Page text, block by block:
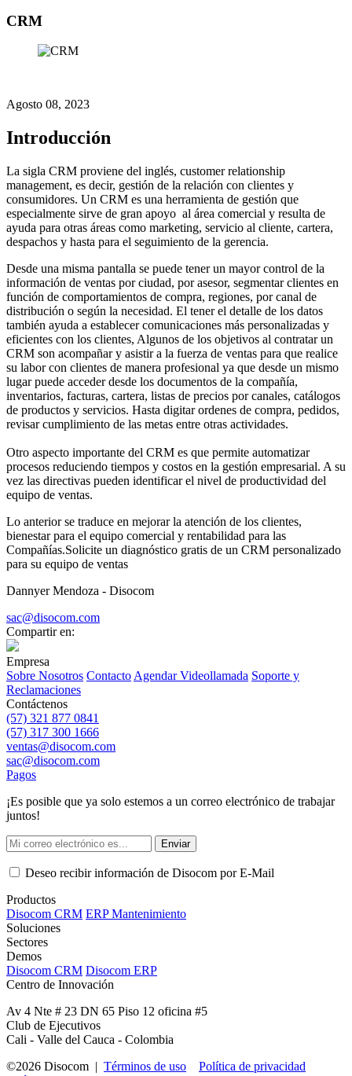
CRM
Agosto 08, 2023
Introducción
La sigla CRM proviene del inglés, customer relationship
management, es decir, gestión de la relación con clientes y
consumidores. Un CRM es una herramienta de gestión que
especialmente sirve de gran apoyo al área comercial y resulta de
ayuda para otras áreas como marketing, servicio al cliente, cartera,
despachos y hasta para el seguimiento de la gerencia.
Desde una misma pantalla se puede tener un mayor control de la
información de ventas por ciudad, por asesor, segmentar clientes en
función de comportamientos de compra, regiones, por canal de
distribución o según la necesidad. El tener el detalle de los datos
también ayuda a establecer comunicaciones más personalizadas y
eficientes con los clientes, Algunos de los objetivos al contratar un
CRM son acompañar y asistir a la fuerza de ventas para que realice
su labor con clientes de manera profesional ya que desde un mismo
lugar puede acceder desde los documentos de la compañía,
inventarios, facturas, cartera, listas de precios por canales, catálogos
de productos y servicios. Hasta digitar ordenes de compra, pedidos,
revisar cumplimiento de las metas entre otras actividades.
Otro aspecto importante del CRM es que permite automatizar
procesos reduciendo tiempos y costos en la gestión empresarial. A su
vez las directivas pueden identificar el nivel de productividad del
equipo de ventas.
Lo anterior se traduce en mejorar la atención de los clientes,
bienestar para el equipo comercial y rentabilidad para las
Compañías.Solicite un diagnóstico gratis de un CRM personalizado
para su equipo de ventas
Dannyer Mendoza - Disocom
sac@disocom.com
Compartir en:
Empresa
Sobre Nosotros Contacto Agendar Videollamada Soporte y
Reclamaciones
Contáctenos
(57) 321 877 0841
(57) 317 300 1666
ventas@disocom.com
sac@disocom.com
Pagos
¡Es posible que ya solo estemos a un correo electrónico de trabajar
juntos!
Enviar
Deseo recibir información de Disocom por E-Mail
Productos
Disocom CRM ERP Mantenimiento
Soluciones
Sectores
Demos
Disocom CRM Disocom ERP
Centro de Innovación
Av 4 Nte # 23 DN 65 Piso 12 oficina #5
Club de Ejecutivos
Cali - Valle del Cauca - Colombia
©2026 Disocom | Términos de uso
Política de privacidad